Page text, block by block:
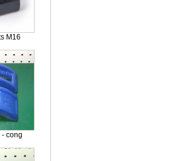
M16
cong